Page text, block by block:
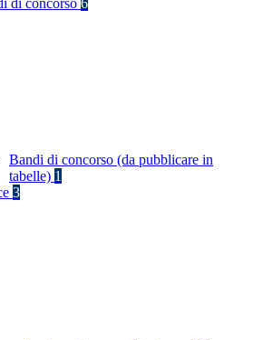
di concorso 6
Bandi di concorso (da pubblicare in
tabelle) 1
3